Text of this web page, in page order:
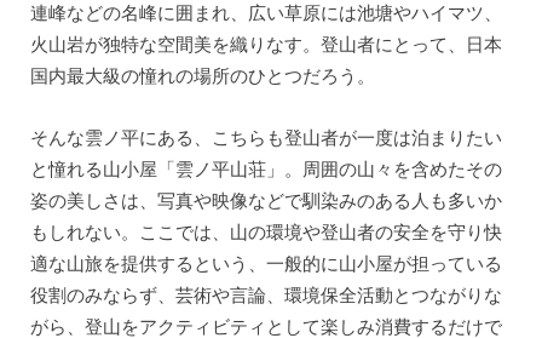
連峰などの名峰に囲まれ、広い草原には池塘やハイマツ、
火山岩が独特な空間美を織りなす。登山者にとって、日本
国内最大級の憧れの場所のひとつだろう。
そんな雲ノ平にある、こちらも登山者が一度は泊まりたい
と憧れる山小屋「雲ノ平山荘」。周囲の山々を含めたその
姿の美しさは、写真や映像などで馴染みのある人も多いか
もしれない。ここでは、山の環境や登山者の安全を守り快
適な山旅を提供するという、一般的に山小屋が担っている
役割のみならず、芸術や言論、環境保全活動とつながりな
がら、登山をアクティビティとして楽しみ消費するだけで